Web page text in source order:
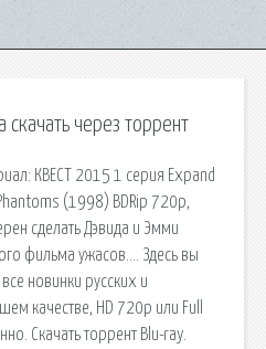
через торрент
КВЕСТ 2015 1 серия Expand
(1998) BDRip 720p,
сделать Дэвида и Эмми
фильма ужасов…. Здесь вы
новинки русских и
качестве, HD 720p или Full
Скачать торрент Blu-ray.